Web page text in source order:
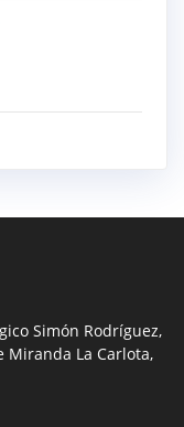
Simón Rodríguez,
Miranda La Carlota,